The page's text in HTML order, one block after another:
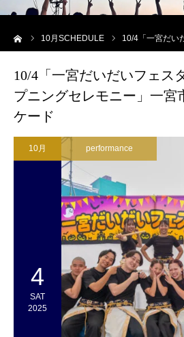
10月SCHEDULE 10/4「一宮だいだいフェスタ大集合
10/4「一宮だいだいフェス
プニングセレモニー」一宮
ケード
10月
4
SAT
2025
performance